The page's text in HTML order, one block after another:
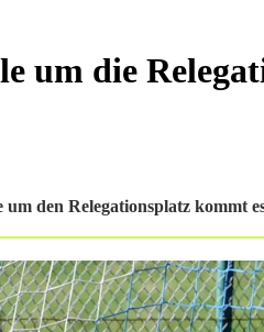
um die
den Relegationsplatz kommt